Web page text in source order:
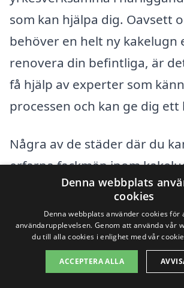
som kan hjälpa dig. Oavsett
behöver en helt ny kakelugn
renovera din befintliga, är
få hjälp av experter som
processen och kan ge dig
Några av de städer där du
erfarna fackmän inom
inkluderar:
Kil
Forshaga
Denna webbplats
cookies
Denna webbplats använder cookies för
användarupplevelsen. Genom att använda vår
du till alla cookies i enlighet med vår
ACCEPTERA ALLA